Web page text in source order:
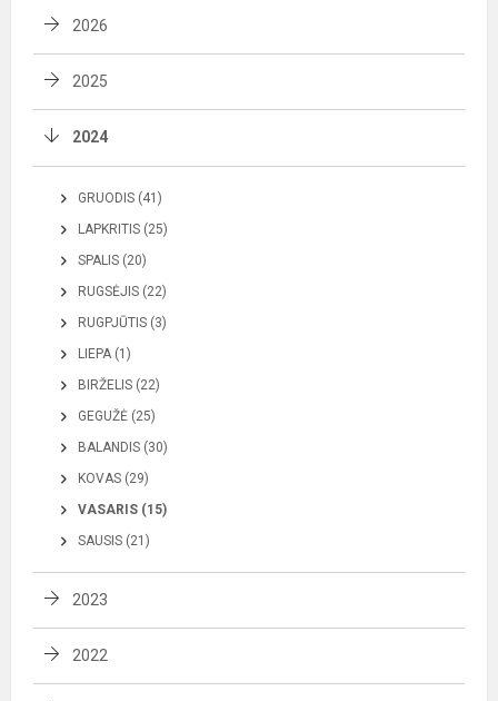
2026
2025
2024
GRUODIS (41)
LAPKRITIS (25)
SPALIS (20)
RUGSĖJIS (22)
RUGPJŪTIS (3)
LIEPA (1)
BIRŽELIS (22)
GEGUŽĖ (25)
BALANDIS (30)
KOVAS (29)
VASARIS (15)
SAUSIS (21)
2023
2022